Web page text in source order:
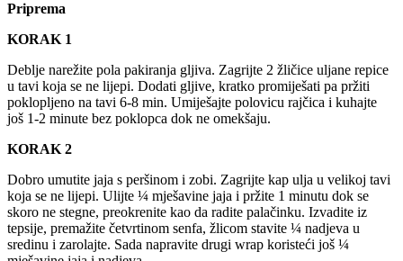
Priprema
KORAK 1
Deblje narežite pola pakiranja gljiva. Zagrijte 2 žličice uljane repice
u tavi koja se ne lijepi. Dodati gljive, kratko promiješati pa pržiti
poklopljeno na tavi 6-8 min. Umiješajte polovicu rajčica i kuhajte
još 1-2 minute bez poklopca dok ne omekšaju.
KORAK 2
Dobro umutite jaja s peršinom i zobi. Zagrijte kap ulja u velikoj tavi
koja se ne lijepi. Ulijte ¼ mješavine jaja i pržite 1 minutu dok se
skoro ne stegne, preokrenite kao da radite palačinku. Izvadite iz
tepsije, premažite četvrtinom senfa, žlicom stavite ¼ nadjeva u
sredinu i zarolajte. Sada napravite drugi wrap koristeći još ¼